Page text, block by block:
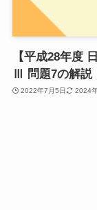
【平成28年度
Ⅲ 問題7の解説
2022年7月5日 2024